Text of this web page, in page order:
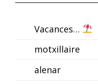
Vacances…
motxillaire
alenar